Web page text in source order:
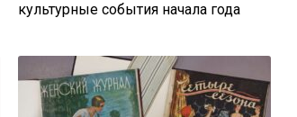
культурные события начала года